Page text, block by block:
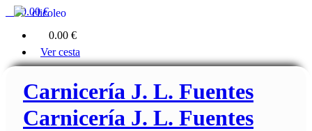
0.00 €
clicoleo
0.00 €
Ver cesta
Carnicería J. L. Fuentes
Carnicería J. L. Fuentes